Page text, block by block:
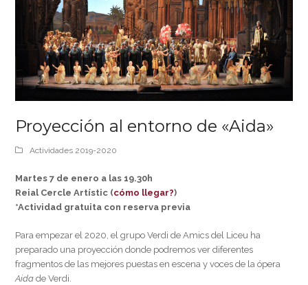
Proyección al entorno de «Aida»
Actividades 2019-2020
Martes 7 de enero a las 19.30h
Reial Cercle Artístic (cómo llegar?)
*Actividad gratuita con reserva previa
Para empezar el 2020, el grupo Verdi de Amics del Liceu ha
preparado una proyección donde podremos ver diferentes
fragmentos de las mejores puestas en escena y voces de la ópera
Aidade Verdi.